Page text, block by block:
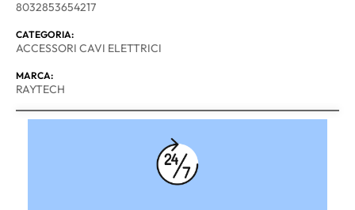
8032853654217
CATEGORIA:
ACCESSORI CAVI ELETTRICI
MARCA:
RAYTECH